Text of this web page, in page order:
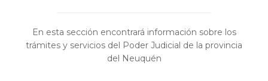
En esta sección encontrará información sobre los
trámites y servicios del Poder Judicial de la provincia
del Neuquén